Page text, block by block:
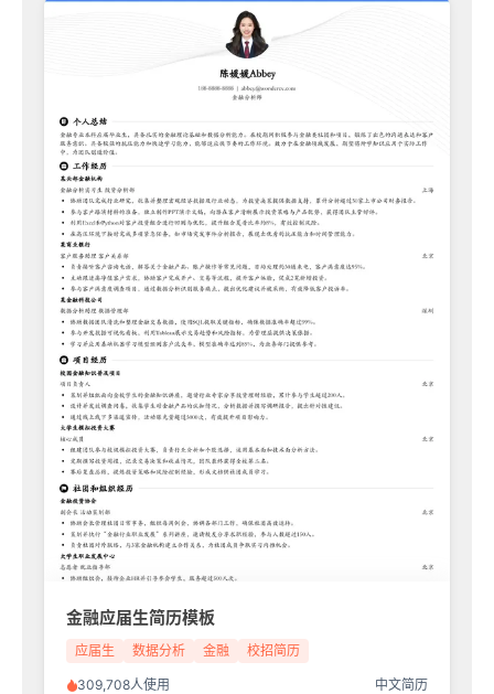
金融应届生简历模板
应届生 数据分析 金融 校招简历
309,708人使用 中文简历